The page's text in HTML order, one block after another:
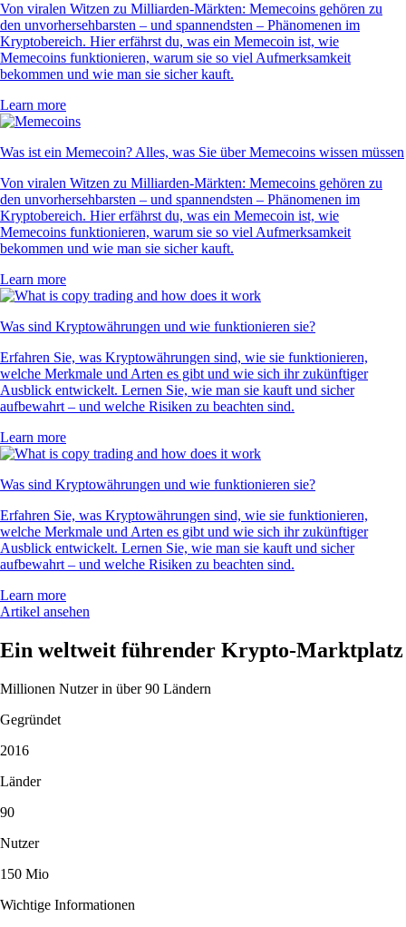
Von viralen Witzen zu Milliarden-Märkten: Memecoins gehören zu
den unvorhersehbarsten – und spannendsten – Phänomenen im
Kryptobereich. Hier erfährst du, was ein Memecoin ist, wie
Memecoins funktionieren, warum sie so viel Aufmerksamkeit
bekommen und wie man sie sicher kauft.
Learn more
Was ist ein Memecoin? Alles, was Sie über Memecoins wissen müssen
Von viralen Witzen zu Milliarden-Märkten: Memecoins gehören zu
den unvorhersehbarsten – und spannendsten – Phänomenen im
Kryptobereich. Hier erfährst du, was ein Memecoin ist, wie
Memecoins funktionieren, warum sie so viel Aufmerksamkeit
bekommen und wie man sie sicher kauft.
Learn more
Was sind Kryptowährungen und wie funktionieren sie?
Erfahren Sie, was Kryptowährungen sind, wie sie funktionieren,
welche Merkmale und Arten es gibt und wie sich ihr zukünftiger
Ausblick entwickelt. Lernen Sie, wie man sie kauft und sicher
aufbewahrt – und welche Risiken zu beachten sind.
Learn more
Was sind Kryptowährungen und wie funktionieren sie?
Erfahren Sie, was Kryptowährungen sind, wie sie funktionieren,
welche Merkmale und Arten es gibt und wie sich ihr zukünftiger
Ausblick entwickelt. Lernen Sie, wie man sie kauft und sicher
aufbewahrt – und welche Risiken zu beachten sind.
Learn more
Artikel ansehen
Ein weltweit führender Krypto-Marktplatz
Millionen Nutzer in über 90 Ländern
Gegründet
2016
Länder
90
Nutzer
150 Mio
Wichtige Informationen